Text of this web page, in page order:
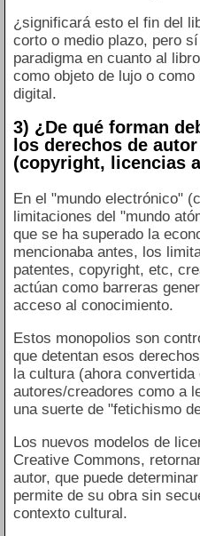
¿significará esto el fin del
corto o medio plazo, pero
paradigma en cuanto al
como objeto de lujo o
digital.
3) ¿De qué forman
los derechos de
(copyright, licencias
En el "mundo electrónico"
limitaciones del "mundo
que se ha superado la
mencionaba antes, los
patentes, copyright, etc,
actúan como barreras
acceso al conocimiento.
Estos monopolios son
que detentan esos
la cultura (ahora
autores/creadores como a
una suerte de "fetichismo
Los nuevos modelos de
Creative Commons,
autor, que puede
permite de su obra sin
contexto cultural.